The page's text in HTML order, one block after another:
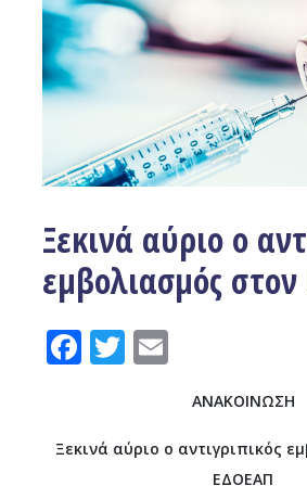
Ξεκινά αύριο ο
εμβολιασμός
Facebook
Twitter
ΑΝΑΚΟΙΝΩΣΗ
Ξεκινά αύριο ο αντιγριπικός
ΕΔΟΕΑΠ